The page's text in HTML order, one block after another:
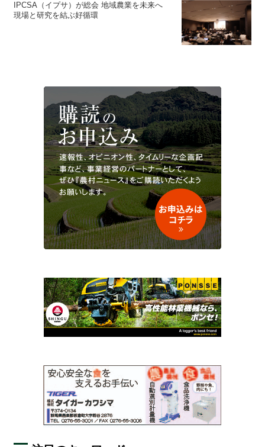
IPCSA（イプサ）が総会 地域農業を未来へ
現場と研究を結ぶ好循環